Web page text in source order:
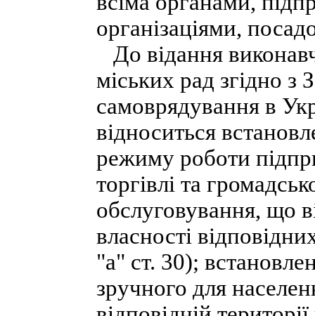
організаціями,
До відання
міських рад згідно
самоврядування в
відноситься
режиму роботи
торгівлі та
обслуговування, що
власності
"а" ст. 30);
зручного для